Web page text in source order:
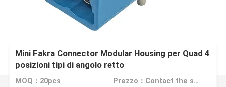
Mini Fakra Connector Modular Housing per Quad 4
posizioni tipi di angolo retto
MOQ：20pcs Prezzo：Contact the seller